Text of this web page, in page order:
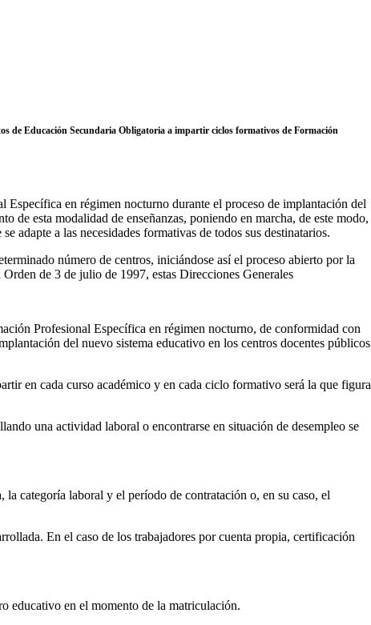
de Educación Secundaria Obligatoria a impartir ciclos formativos de Formación
en régimen nocturno durante el proceso de implantación del
de esta modalidad de enseñanzas, poniendo en marcha, de este modo,
adapte a las necesidades formativas de todos sus destinatarios.
número de centros, iniciándose así el proceso abierto por la
de 3 de julio de 1997, estas Direcciones Generales
Profesional Específica en régimen nocturno, de conformidad con
del nuevo sistema educativo en los centros docentes públicos
en cada curso académico y en cada ciclo formativo será la que figura
una actividad laboral o encontrarse en situación de desempleo se
categoría laboral y el período de contratación o, en su caso, el
En el caso de los trabajadores por cuenta propia, certificación
educativo en el momento de la matriculación.